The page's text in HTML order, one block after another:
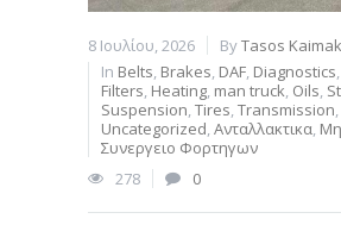
8 Ιουλίου, 2026 ByTasos
In Belts, Brakes, DAF, Diagnostics,
Filters, Heating, man truck, Oils,
Suspension,Tires,Transmission,
Uncategorized,Ανταλλακτικα,
Συνεργειο Φορτηγων
278
0